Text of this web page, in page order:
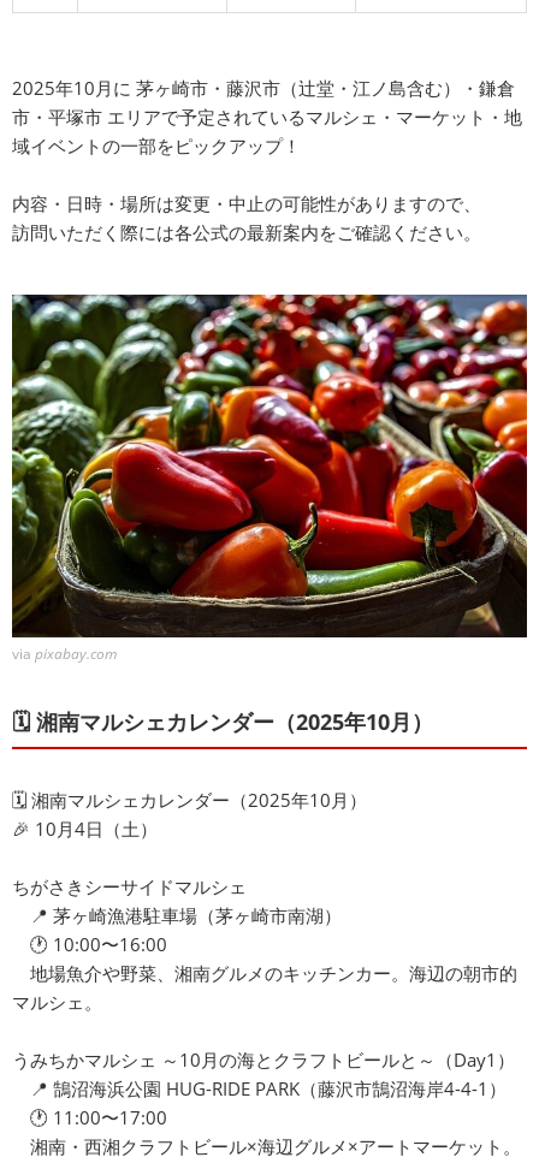
2025年10月に 茅ヶ崎市・藤沢市（辻堂・江ノ島含む）・鎌倉
市・平塚市 エリアで予定されているマルシェ・マーケット・地
域イベントの一部をピックアップ！
内容・日時・場所は変更・中止の可能性がありますので、
訪問いただく際には各公式の最新案内をご確認ください。
via pixabay.com
🗓 湘南マルシェカレンダー（2025年10月）
🗓 湘南マルシェカレンダー（2025年10月）
🎉 10月4日（土）
ちがさきシーサイドマルシェ
📍 茅ヶ崎漁港駐車場（茅ヶ崎市南湖）
🕐 10:00〜16:00
地場魚介や野菜、湘南グルメのキッチンカー。海辺の朝市的
マルシェ。
うみちかマルシェ ～10月の海とクラフトビールと～（Day1）
📍 鵠沼海浜公園 HUG-RIDE PARK（藤沢市鵠沼海岸4-4-1）
🕐 11:00〜17:00
湘南・西湘クラフトビール×海辺グルメ×アートマーケット。